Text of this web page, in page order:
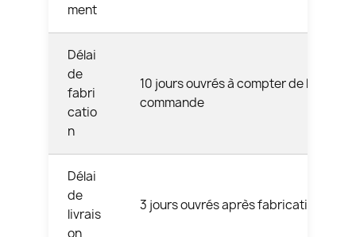
ment
Délai
de
fabri
catio
n
10 jours ouvrés à compter de la
commande
Délai
de
livrais
on
3 jours ouvrés après fabrication